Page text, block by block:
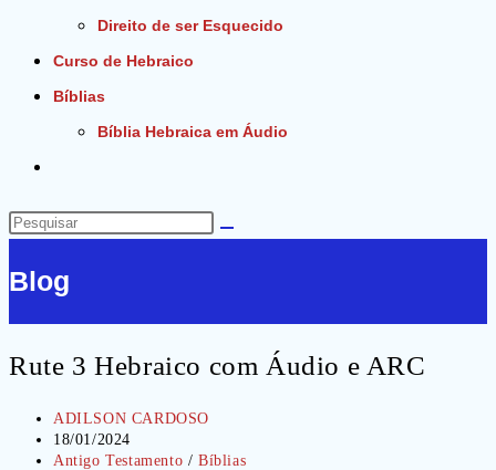
Direito de ser Esquecido
Curso de Hebraico
Bíblias
Bíblia Hebraica em Áudio
do
site
Pesquisar
site
Blog
Rute 3 Hebraico com Áudio e ARC
Autor
do
post:
ADILSON CARDOSO
Post
publicado:
18/01/2024
Categoria
Antigo Testamento / Bíblias